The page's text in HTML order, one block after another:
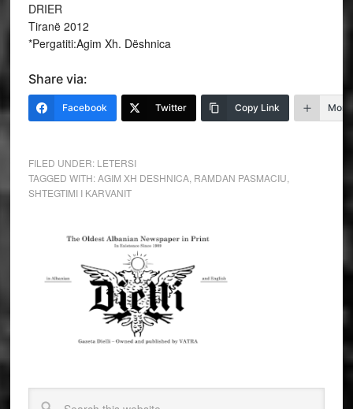
DRIER
Tiranë 2012
*Pergatiti:Agim Xh. Dëshnica
Share via:
Facebook Twitter Copy Link More
FILED UNDER: LETERSI
TAGGED WITH:AGIM XH DESHNICA, RAMDAN PASMACIU
SHTEGTIMI I KARVANIT